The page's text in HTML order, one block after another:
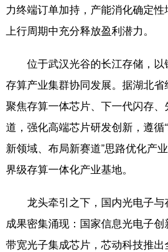
力终端订单加持，产能消化确定
上行周期中充分释放盈利潜力。
位于武汉光谷的长江存储，以
存算产业集群协同发展。据湖北
聚焦存算一体芯片、下一代闪存
道，强化高端芯片研发创新，遵循
新领域、布局新赛道”思路优化产
界级存算一体化产业基地。
龙头牵引之下，国内光电子与
成果密集涌现：国家信息光电子
带宽光子集成芯片，芯动科技推